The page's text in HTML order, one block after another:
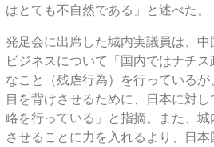
はとても不自然である」と述べた。
発足会に出席した城内実議員は、
ビジネスについて「国内ではナチ
なこと（残虐行為）を行っている
目を背けさせるために、日本に対
略を行っている」と指摘。また、
させることに力を入れるより、日